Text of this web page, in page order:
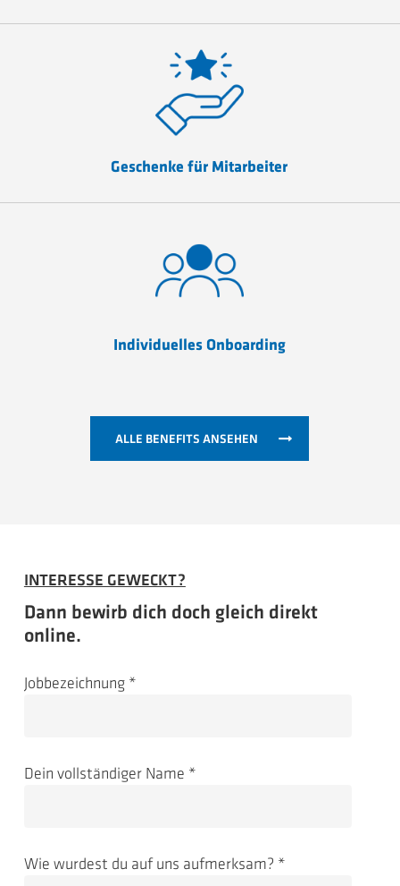
Geschenke für Mitarbeiter
Individuelles Onboarding
ALLE BENEFITS ANSEHEN
INTERESSE GEWECKT?
Dann bewirb dich doch gleich direkt
online.
Jobbezeichnung *
Dein vollständiger Name *
Wie wurdest du auf uns aufmerksam? *